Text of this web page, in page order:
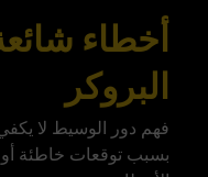
أخطاء
البروكر
فهم دور الوسيط لا
بسبب توقعات خاطئة